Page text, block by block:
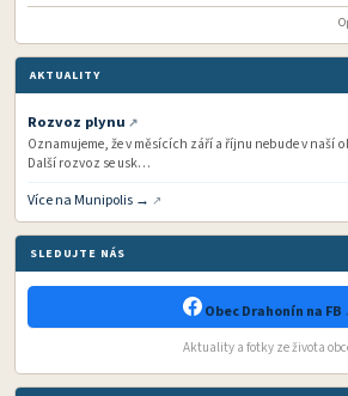
AKTUALITY
Rozvoz plynu
Oznamujeme, že v měsících září a říjnu nebude v
Další rozvoz se usk…
Více na Munipolis →
SLEDUJTE NÁS
Obec Drahonín na FB
Aktuality a fotky ze života